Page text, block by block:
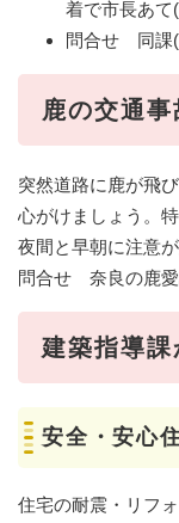
着で市長あて
問合せ 同課(
鹿の交通
突然道路に鹿が飛
心がけましょう。
夜間と早朝に注意
問合せ 奈良の鹿愛
建築指導
安全・安心
住宅の耐震・リフ